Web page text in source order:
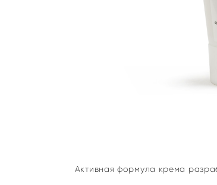
Активная формула крема